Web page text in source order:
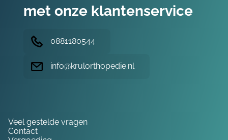
met onze klantenservice
0881180544
info@krulorthopedie.nl
Veel gestelde vragen
Contact